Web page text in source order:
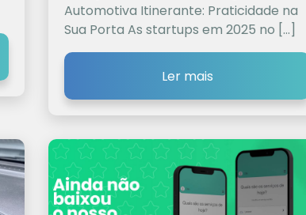
Automotiva Itinerante: Praticidade na
Sua Porta As startups em 2025 no […]
Ler mais